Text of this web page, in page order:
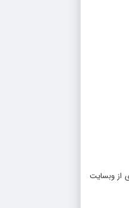
از وبسایت